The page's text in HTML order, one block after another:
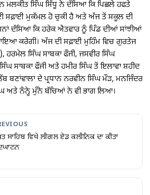
ਮਲਕੀਤ ਸਿੰਘ ਸਿੱਧੂ ਨੇ ਦੱਸਿਆ ਕਿ ਪਿਛਲੇ ਹਫਤੇ
ਸਫ਼ਾਈ ਮੁਕੱਮਲ ਹੋ ਚੁਕੀ ਹੈ ਅਤੇ ਅੱਜ ਤੋਂ ਸਕੂਲ ਦੀ
ਦੱਸਿਆ ਕਿ ਹਰੇਕ ਐਤਵਾਰ ਨੂੰ ਪਿੰਡ ਦੀਆਂ ਸਾਂਝੀਆਂ
ਕਰੇਗੀ। ਅੱਜ ਦੀ ਸਫ਼ਾਈ ਮੁਹਿੰਮ ਵਿਚ ਗੁਰਤੇਜ
ਹਰਮੇਲ ਸਿੰਘ ਸਾਬਕਾ ਫੌਜੀ, ਜਸਵੀਰ ਸਿੰਘ
ਸਾਬਕਾ ਫੌਜੀ ਅਤੇ ਹਮੀਰ ਸਿੰਘ ਤੋਂ ਇਲਾਵਾ ਸ਼ਹੀਦ
ਬਣਾਂਵਾਲਾ ਦੇ ਪ੍ਰਧਾਨ ਨਰਵੀਨ ਸਿੰਘ ਮੌੜ, ਮਨਜਿੰਦਰ
ਅਤੇ ਨੰਨ੍ਹੇ ਮੁੰਨੇ ਬੱਚਿਆਂ ਨੇ ਵੀ ਭਾਗ ਲਿਆ।
ਸਾਹਿਬ ਵਿਖੇ ਲੀਗਲ ਏਡ ਕਲੀਨਿਕ ਦਾ ਕੀਤਾ